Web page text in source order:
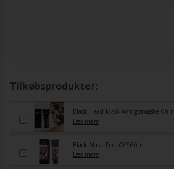
Tilkøbsprodukter:
Black Head Mask Ansigtsmaske 60
Læs mere
Black Mask Peel-Off 60 ml
Læs mere